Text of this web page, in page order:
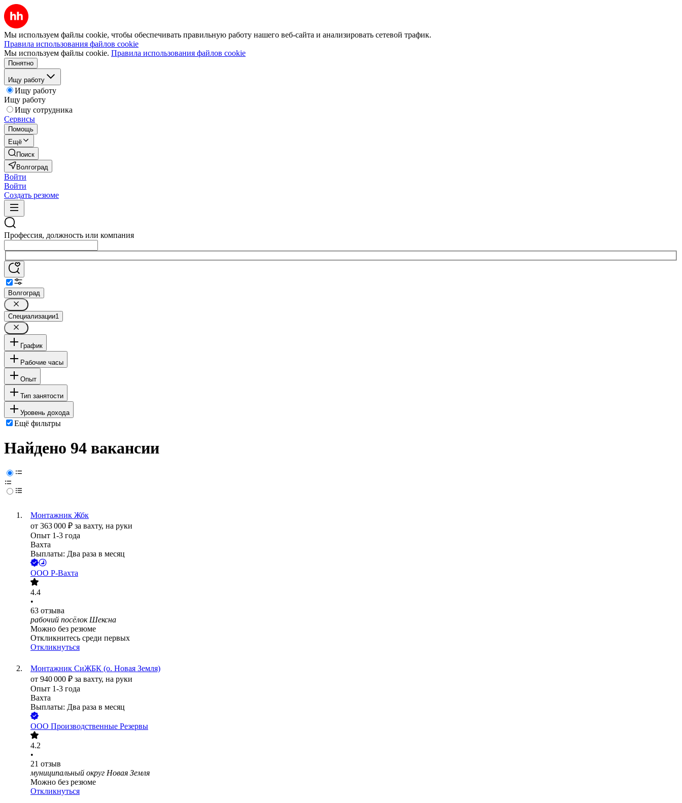
Мы используем файлы cookie, чтобы обеспечивать правильную работу нашего веб-сайта и анализировать сетевой трафик.
Правила использования файлов cookie
Мы используем файлы cookie. Правила использования файлов cookie
Понятно
Ищу работу
Ищу работу
Ищу работу
Ищу сотрудника
Сервисы
Помощь
Ещё
Поиск
Волгоград
Войти
Войти
Создать резюме
Профессия, должность или компания
Волгоград
Специализации1
График
Рабочие часы
Опыт
Тип занятости
Уровень дохода
Ещё фильтры
Найдено 94 вакансии
Монтажник Жбк
от 363 000 ₽ за вахту, на руки
Опыт 1-3 года
Вахта
Выплаты: Два раза в месяц
ООО Р-Вахта
4.4
•
63 отзыва
рабочий посёлок Шексна
Можно без резюме
Откликнитесь среди первых
Откликнуться
Монтажник СиЖБК (о. Новая Земля)
от 940 000 ₽ за вахту, на руки
Опыт 1-3 года
Вахта
Выплаты: Два раза в месяц
ООО Производственные Резервы
4.2
•
21 отзыв
муниципальный округ Новая Земля
Можно без резюме
Откликнуться